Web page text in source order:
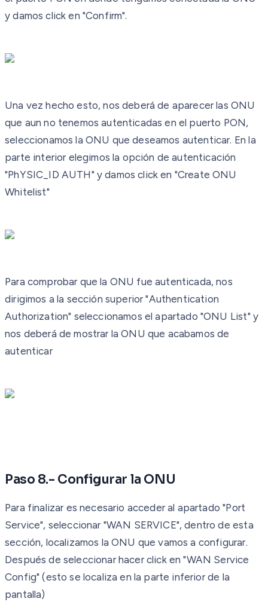
y damos click en "Confirm".
Una vez hecho esto, nos deberá de aparecer las ONU
que aun no tenemos autenticadas en el puerto PON,
seleccionamos la ONU que deseamos autenticar. En la
parte interior elegimos la opción de autenticación
"PhYSIC_ID AUTH" y damos click en "Create ONU
Whitelist"
Para comprobar que la ONU fue autenticada, nos
dirigimos a la sección superior "Authentication
Authorization" seleccionamos el apartado "ONU List" y
nos deberá de mostrar la ONU que acabamos de
autenticar
Paso 8.- Configurar la ONU
Para finalizar es necesario acceder al apartado "Port
Service", seleccionar "WAN SERVICE", dentro de esta
sección, localizamos la ONU que vamos a configurar.
Después de seleccionar hacer click en "WAN Service
Config" (esto se localiza en la parte inferior de la
pantalla)